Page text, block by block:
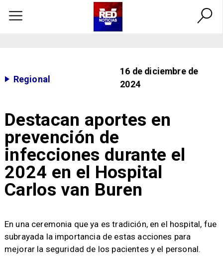
Regional
16 de diciembre de
2024
Destacan aportes en
prevención de
infecciones durante el
2024 en el Hospital
Carlos van Buren
​En una ceremonia que ya es tradición, en el hospital, fue
subrayada la importancia de estas acciones para
mejorar la seguridad de los pacientes y el personal.